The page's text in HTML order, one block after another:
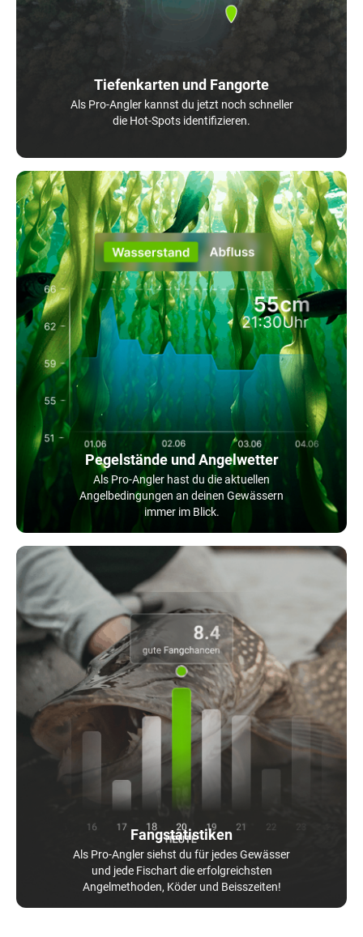
Tiefenkarten und Fangorte
Als Pro-Angler kannst du jetzt noch schneller
die Hot-Spots identifizieren.
Pegelstände und Angelwetter
Als Pro-Angler hast du die aktuellen
Angelbedingungen an deinen Gewässern
immer im Blick.
Fangstatistiken
Als Pro-Angler siehst du für jedes Gewässer
und jede Fischart die erfolgreichsten
Angelmethoden, Köder und Beisszeiten!